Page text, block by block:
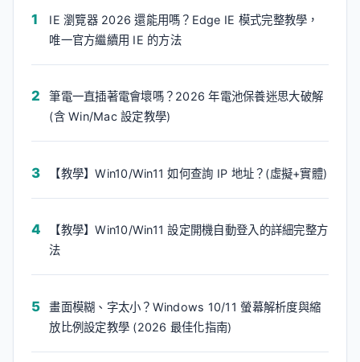
IE 瀏覽器 2026 還能用嗎？Edge IE 模式完整教學，
唯一官方繼續用 IE 的方法
筆電一直插著電會壞嗎？2026 年電池保養迷思大破解
(含 Win/Mac 設定教學)
【教學】Win10/Win11 如何查詢 IP 地址？(虛擬+實體)
【教學】Win10/Win11 設定開機自動登入的詳細完整方
法
畫面模糊、字太小？Windows 10/11 螢幕解析度與縮
放比例設定教學 (2026 最佳化指南)